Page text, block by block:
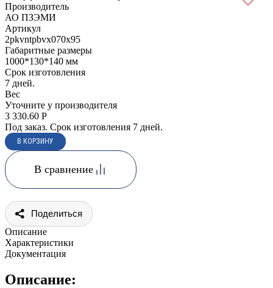
Производитель
АО ПЗЭМИ
Артикул
2pkvntpbvx070x95
Габаритные размеры
1000*130*140 мм
Срок изготовления
7 дней.
Вес
Уточните у производителя
3 330.60 Р
Под заказ. Срок изготовления 7 дней.
В сравнение
Поделиться
Описание
Характеристики
Документация
Описание: